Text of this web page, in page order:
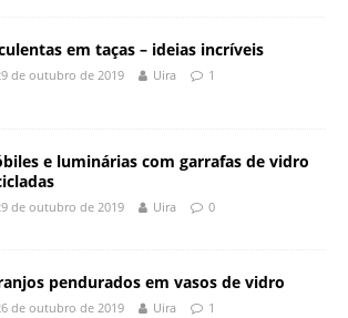
em taças – ideias incríveis
de outubro de 2019 Uira 1
e luminárias com garrafas de vidro
de outubro de 2019 Uira 0
pendurados em vasos de vidro
de outubro de 2019 Uira 1